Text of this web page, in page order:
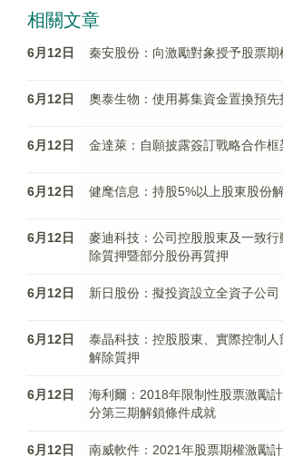
相關文章
6月12日 秦安股份：向激勵對象授予股票期
6月12日 奧泰生物：使用募集資金置換預先
6月12日 金達萊：自願披露簽訂戰略合作框
6月12日 健麾信息：持股5%以上股東股份
6月12日
麥迪科技：公司控股股東及一致
除質押暨部分股份再質押
6月12日 新日股份：擬投資設立全資子公司
6月12日
泰晶科技：控股股東、實際控制人
解除質押
6月12日
海利爾：2018年限制性股票激勵
分第三期解鎖條件成就
6月12日
南威軟件：2021年股票期權激勵